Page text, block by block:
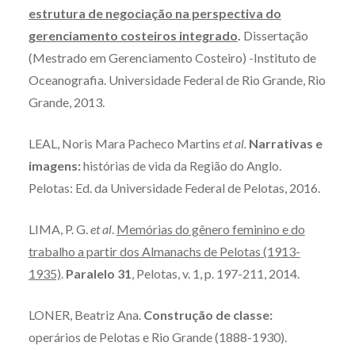
estrutura de negociação na perspectiva do
gerenciamento costeiros integrado. Dissertação
(Mestrado em Gerenciamento Costeiro) -Instituto de
Oceanografia. Universidade Federal de Rio Grande, Rio
Grande, 2013.
LEAL, Noris Mara Pacheco Martins et al. Narrativas e
imagens:histórias de vida da Região do Anglo.
Pelotas: Ed. da Universidade Federal de Pelotas, 2016.
LIMA, P. G.et al. Memórias do gênero feminino e do
trabalho a partir dos Almanachs de Pelotas (1913-
1935). Paralelo 31, Pelotas, v. 1, p. 197-211, 2014.
LONER, Beatriz Ana. Construção de classe:
operários de Pelotas e Rio Grande (1888-1930).